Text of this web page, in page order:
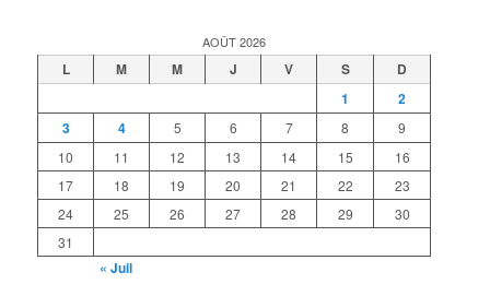
AOÛT 2026
L M M J V S
D
1
2
3
4 5 6 7 8
9
10
11 12 13 14 15
16
17
18 19 20 21 22
23
24
25 26 27 28 29
30
31
« Juil